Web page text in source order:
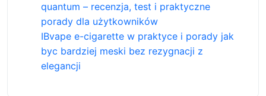
quantum – recenzja, test i praktyczne
porady dla użytkowników
IBvape e-cigarette w praktyce i porady jak
byc bardziej meski bez rezygnacji z
elegancji